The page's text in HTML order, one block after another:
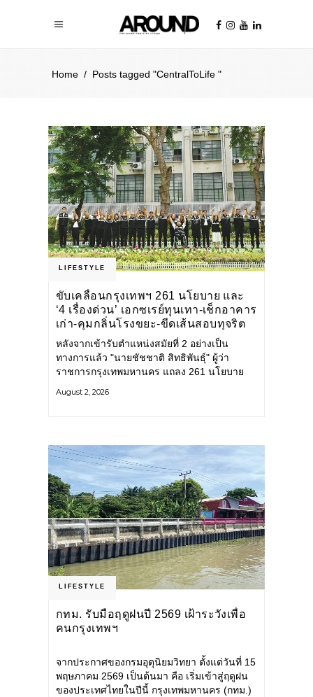
Home / Posts tagged "CentralToLife ​"
LIFESTYLE
ขับเคลื่อนกรุงเทพฯ 261 นโยบาย และ
‘4 เรื่องด่วน’ เอกซเรย์ทุนเทา-เช็กอาคาร
เก่า-คุมกลิ่นโรงขยะ-ขีดเส้นสอบทุจริต
หลังจากเข้ารับตำแหน่งสมัยที่ 2 อย่างเป็น
ทางการแล้ว "นายชัชชาติ สิทธิพันธุ์" ผู้ว่า
ราชการกรุงเทพมหานคร แถลง 261 นโยบาย
ยุทธศาสตร์ จัดทำตัวชี้วัด
August 2, 2026
LIFESTYLE
กทม. รับมือฤดูฝนปี 2569 เฝ้าระวังเพื่อ
คนกรุงเทพฯ
จากประกาศของกรมอุตุนิยมวิทยา ตั้งแต่วันที่ 15
พฤษภาคม 2569 เป็นต้นมา คือ เริ่มเข้าสู่ฤดูฝน
ของประเทศไทยในปีนี้ กรุงเทพมหานคร (กทม.)